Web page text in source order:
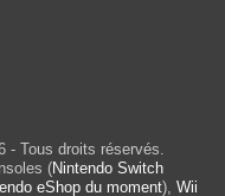
- Tous droits réservés.
(Nintendo Switch
eShop du moment), Wii